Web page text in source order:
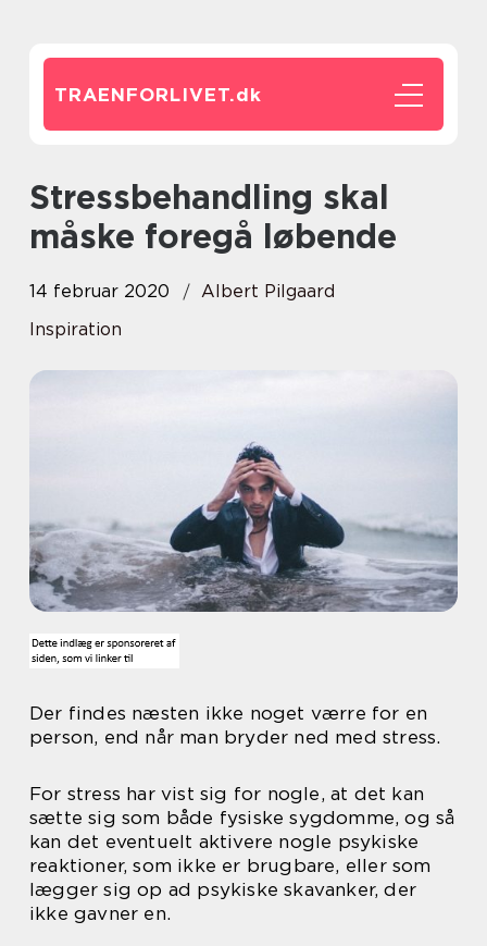
TRAENFORLIVET.dk
Stressbehandling skal
måske foregå løbende
14 februar 2020
Albert Pilgaard
Inspiration
Der findes næsten ikke noget værre for en
person, end når man bryder ned med stress.
For stress har vist sig for nogle, at det kan
sætte sig som både fysiske sygdomme, og så
kan det eventuelt aktivere nogle psykiske
reaktioner, som ikke er brugbare, eller som
lægger sig op ad psykiske skavanker, der
ikke gavner en.